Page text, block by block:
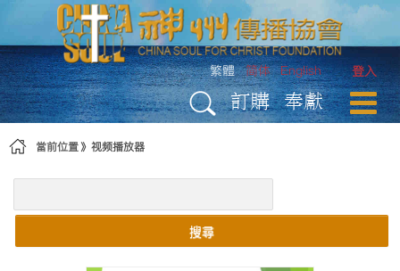
略過到內容
登入
繁體 简体 English
訂購 奉獻
當前位置 视频播放器
搜尋